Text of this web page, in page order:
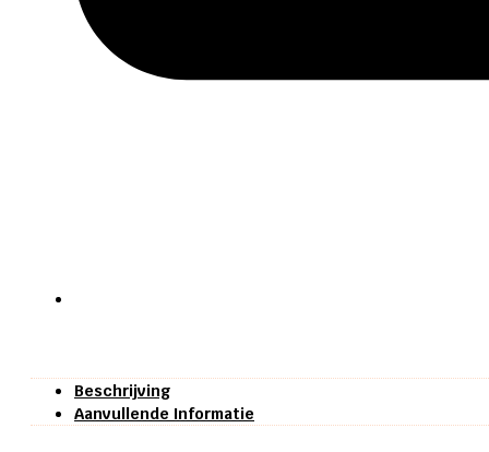
Beschrijving
Aanvullende Informatie